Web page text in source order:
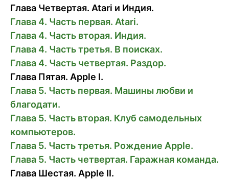
Глава Четвертая. Atari и Индия.
Глава 4. Часть первая. Atari.
Глава 4. Часть вторая. Индия.
Глава 4. Часть третья. В поисках.
Глава 4. Часть четвертая. Раздор.
Глава Пятая. Apple I.
Глава 5. Часть первая. Машины любви и
благодати.
Глава 5. Часть вторая. Клуб самодельных
компьютеров.
Глава 5. Часть третья. Рождение Apple.
Глава 5. Часть четвертая. Гаражная команда.
Глава Шестая. Apple II.